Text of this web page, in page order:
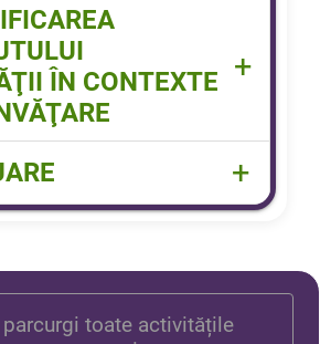
film educativ cu
de transport
video
şi descoperă!-
intrusul şi bifează!-
ÎN CONTEXTE +
lucru "Trasează pe
+
parcurgi toate activitățile